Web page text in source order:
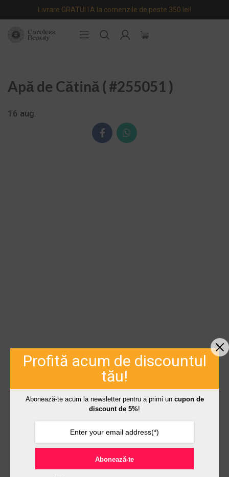
Livrare GRATUITA la comenzile de peste 350 lei!
Apă de Cătină ( #255051 )
16 aug.
Profită acum de discountul
tău!
Abonează-te acum la newsletter pentru a primi un cupon de
discount de 5%!
Abonează-te